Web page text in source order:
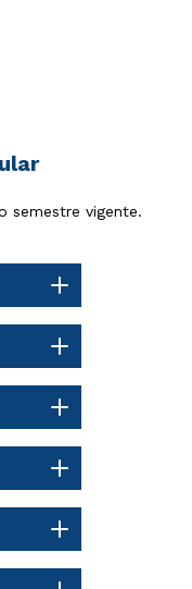
semestre vigente.
para o